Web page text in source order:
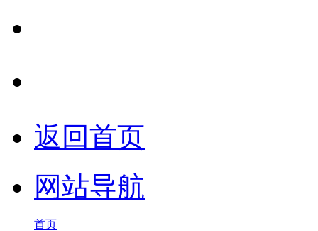
返回首页
网站导航
首页